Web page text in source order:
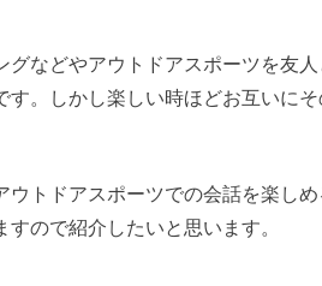
グなどやアウトドアスポーツを友
す。しかし楽しい時ほどお互いに
ウトドアスポーツでの会話を楽し
ので紹介したいと思います。